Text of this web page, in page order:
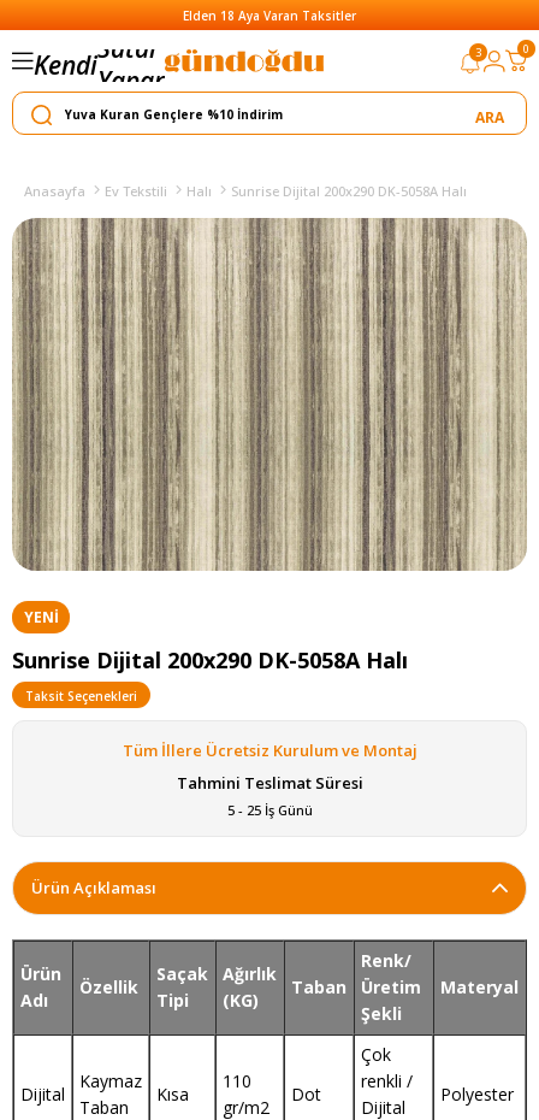
Elden 18 Aya Varan Taksitler
KendiYapar
Satar
3 0
Anasayfa Ev Tekstili Halı Sunrise Dijital 200x290 DK-5058A Halı
YENI
ÜRÜN
Sunrise Dijital 200x290 DK-5058A Halı
Taksit Seçenekleri
Tüm İllere Ücretsiz Kurulum ve Montaj
Tahmini Teslimat Süresi
5 - 25 İş Günü
Ürün Açıklaması
Ürün
Adı
Özellik
Saçak
Tipi
Ağırlık
(KG)
Taban
Renk/
Üretim
Şekli
Materyal
Dijital
Kaymaz
Taban
Kısa
110
gr/m2
Dot
Çok
renkli /
Dijital
Polyester